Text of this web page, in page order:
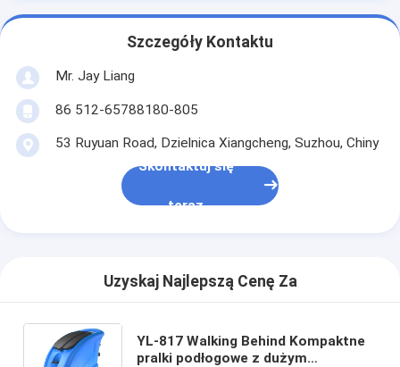
Szczegóły Kontaktu
Mr. Jay Liang
86 512-65788180-805
53 Ruyuan Road, Dzielnica Xiangcheng, Suzhou, Chiny
Skontaktuj się
teraz
Uzyskaj Najlepszą Cenę Za
YL-817 Walking Behind Kompaktne
pralki podłogowe z dużym